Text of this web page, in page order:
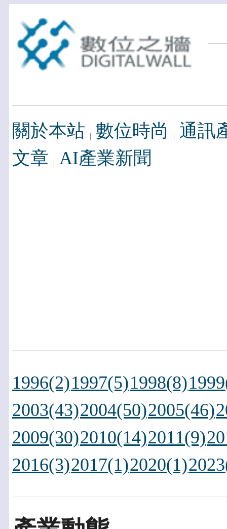
關於本站 數位時尚
通訊
文章 AI產業新聞
1996(2)1997(5)1998(8)
2003(43)2004(50)2005(46)
2009(30)2010(14)2011(9)
2016(3)2017(1)2020(1)